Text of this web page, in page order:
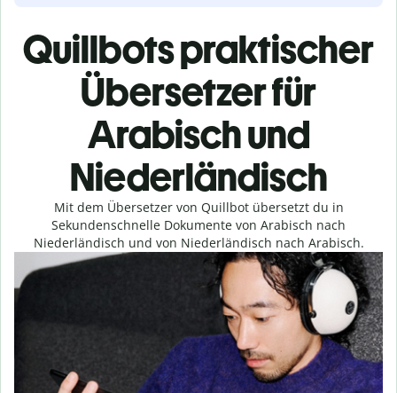
Quillbots praktischer
Übersetzer für
Arabisch und
Niederländisch
Mit dem Übersetzer von Quillbot übersetzt du in
Sekundenschnelle Dokumente von Arabisch nach
Niederländisch und von Niederländisch nach Arabisch.